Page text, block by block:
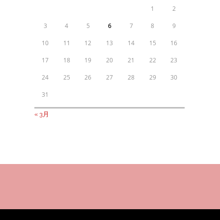
1 2
3 4 5 6 7 8 9
10 11 12 13 14 15 16
17 18 19 20 21 22 23
24 25 26 27 28 29 30
31
« 3月